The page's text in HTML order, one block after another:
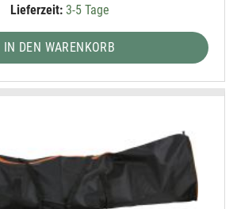
Lieferzeit:3-5 Tage
IN DEN WARENKORB